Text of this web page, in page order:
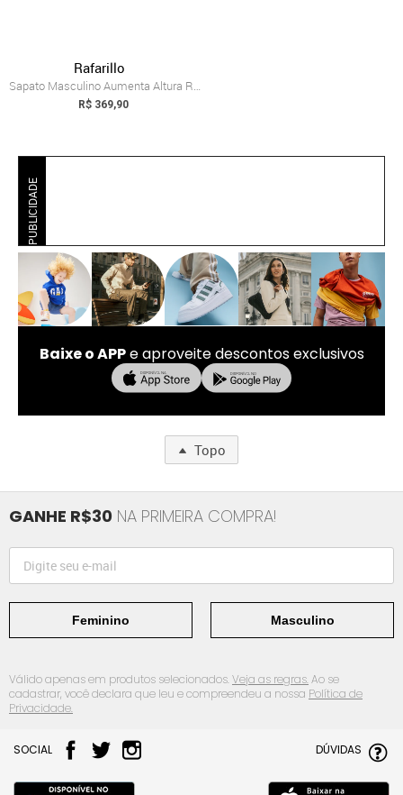
Rafarillo
Sapato Masculino Aumenta Altura Rafarill...
R$ 369,90
PUBLICIDADE
Baixe o APPe aproveite descontos exclusivos
Topo
GANHE R$30 NA PRIMEIRA COMPRA!
Feminino Masculino
Válido apenas em produtos selecionados.Veja as regras.Ao se
cadastrar, você declara que leu e compreendeu a nossa Política de
Privacidade.
SOCIAL DÚVIDAS